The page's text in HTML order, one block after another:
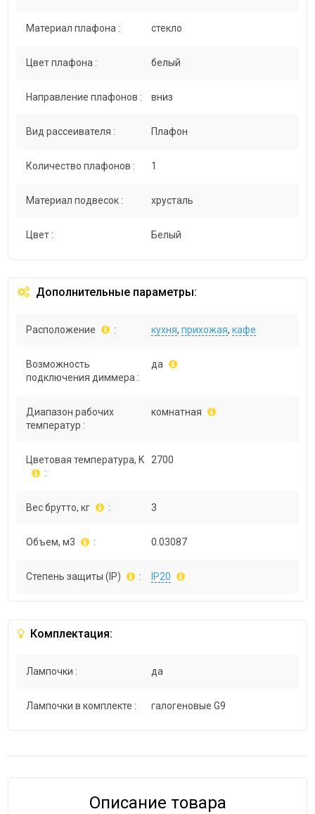
Материал плафона : стекло
Цвет плафона : белый
Направление плафонов : вниз
Вид рассеивателя : Плафон
Количество плафонов : 1
Материал подвесок : хрусталь
Цвет : Белый
Дополнительные параметры:
Расположение : кухня,прихожая,кафе
Возможность
подключения диммера :
да
Диапазон рабочих
температур :
комнатная
Цветовая температура, K
:
2700
Вес брутто, кг : 3
Объем, м3 : 0.03087
Степень защиты (IP) : IP20
Комплектация:
Лампочки : да
Лампочки в комплекте : галогеновые G9
Описание товара